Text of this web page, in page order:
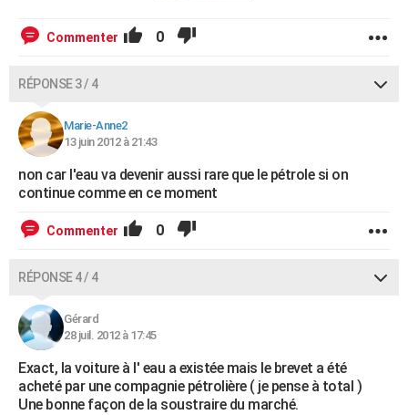
Commenter 0
RÉPONSE 3 / 4
Marie-Anne2
13 juin 2012 à 21:43
non car l'eau va devenir aussi rare que le pétrole si on
continue comme en ce moment
Commenter 0
RÉPONSE 4 / 4
Gérard
28 juil. 2012 à 17:45
Exact, la voiture à l' eau a existée mais le brevet a été
acheté par une compagnie pétrolière ( je pense à total )
Une bonne façon de la soustraire du marché.